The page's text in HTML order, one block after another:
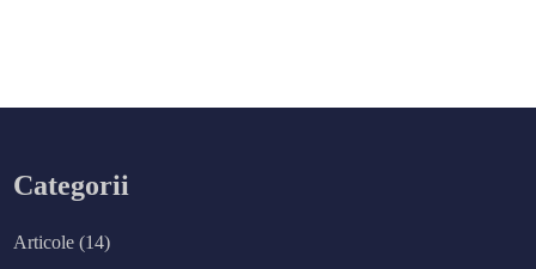
Categorii
Articole (14)